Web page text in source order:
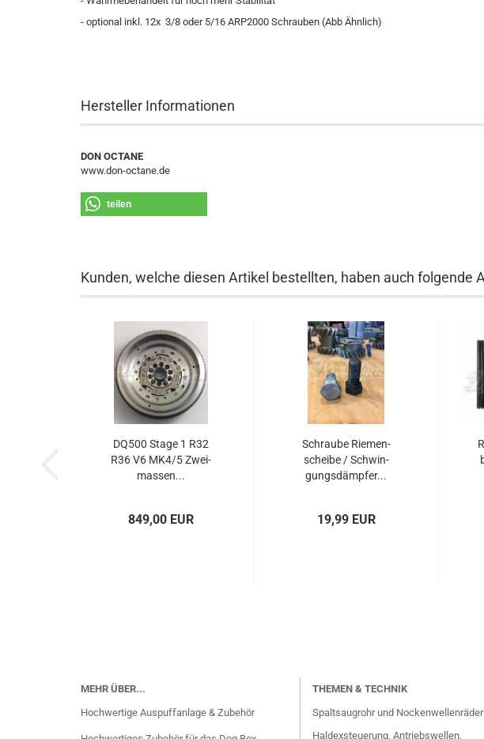
- optional inkl. 12x 3/8 oder 5/16 ARP2000 Schrauben (Abb Ähnlich)
Hersteller Informationen
DON OCTANE
www.don-octane.de
teilen
Kunden, welche diesen Artikel bestellten, haben auch folgende
DQ500 Stage 1 R32
R36 V6 MK4/5 Zwei­
mas­sen...
849,00 EUR
Schrau­be Rie­men­
schei­be / Schwin­
gungs­dämp­fer...
19,99 EUR
MEHR ÜBER...
Hochwertige Auspuffanlage & Zubehör
THEMEN & TECHNIK
Spaltsaugrohr und Nockenwellenräder
Haldexsteuerung, Antriebswellen,